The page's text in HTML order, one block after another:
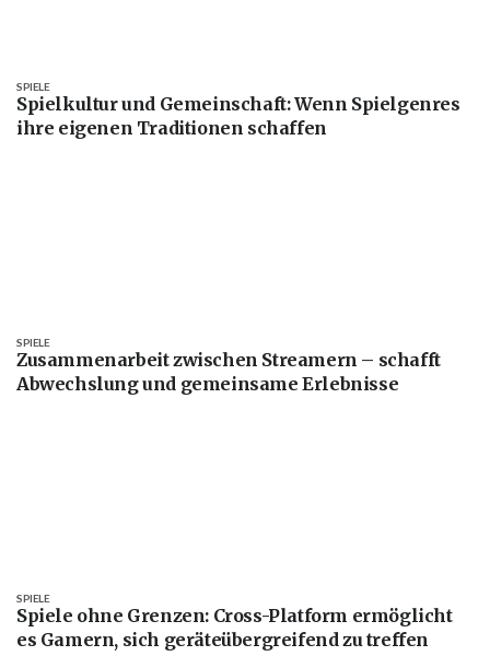
Spielkultur und Gemeinschaft: Wenn Spielgenres
ihre eigenen Traditionen schaffen
SPIELE
Zusammenarbeit zwischen Streamern – schafft
Abwechslung und gemeinsame Erlebnisse
SPIELE
Spiele ohne Grenzen: Cross-Platform ermöglicht
es Gamern, sich geräteübergreifend zu treffen
SPIELE